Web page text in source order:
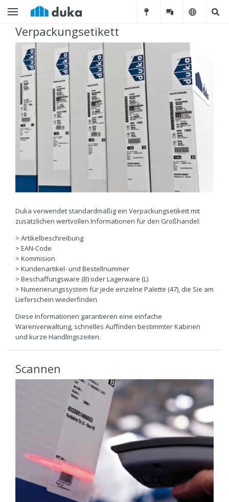
Verpackungsetikett
Duka verwendet standardmäßig ein Verpackungsetikett mit
zusätzlichen wertvollen Informationen für den Großhandel:
> Artikelbeschreibung
> EAN-Code
> Kommision
> Kundenartikel- und Bestellnummer
> Beschaffungsware (B) oder Lagerware (L)
> Numerierungssystem für jede einzelne Palette (47), die Sie am
Lieferschein wiederfinden
Diese Informationen garantieren eine einfache
Warenverwaltung, schnelles Auffinden bestimmter Kabinen
und kurze Handlingszeiten.
Scannen